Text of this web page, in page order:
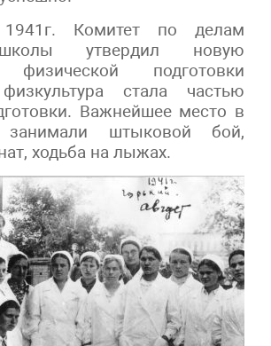
Комитет по делам
утвердил новую
физической подготовки
стала частью
Важнейшее место в
занимали штыковой бой,
ходьба на лыжах.